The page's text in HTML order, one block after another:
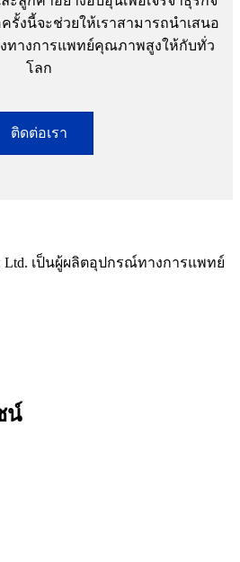
รั้งนี้จะช่วยให้เราสามารถนำเสนอ
ทางการแพทย์คุณภาพสูงให้กับทั่ว
โลก
ติดต่อเรา
Ltd. เป็นผู้ผลิตอุปกรณ์ทางการแพทย์
น์